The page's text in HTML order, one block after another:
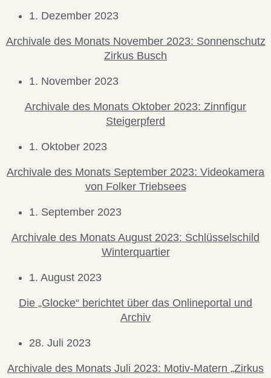
1. Dezember 2023
Archivale des Monats November 2023: Sonnenschutz
Zirkus Busch
1. November 2023
Archivale des Monats Oktober 2023: Zinnfigur
Steigerpferd
1. Oktober 2023
Archivale des Monats September 2023: Videokamera
von Folker Triebsees
1. September 2023
Archivale des Monats August 2023: Schlüsselschild
Winterquartier
1. August 2023
Die „Glocke“ berichtet über das Onlineportal und
Archiv
28. Juli 2023
Archivale des Monats Juli 2023: Motiv-Matern „Zirkus